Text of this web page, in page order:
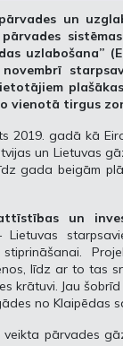
un
uzlabošana”
vienotā tirgus
2019. gadā kā
un Lietuvas
gada beigām
un
Lietuvas
stiprināšanai.
līdz ar to tas
krātuvi. Jau
no Klaipēdas
veikta pārvades